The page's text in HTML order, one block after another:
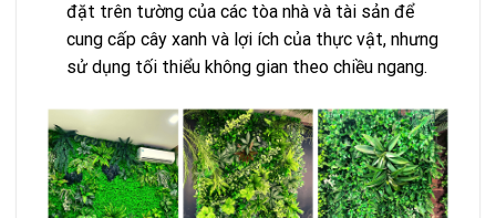
đặt trên tường của các tòa nhà và tài sản để
cung cấp cây xanh và lợi ích của thực vật, nhưng
sử dụng tối thiểu không gian theo chiều ngang.